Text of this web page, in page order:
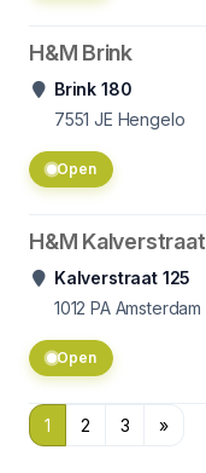
H&M Brink
Brink 180
7551 JE Hengelo
Open
H&M Kalverstraat
Kalverstraat 125
1012 PA Amsterdam
Open
1 2 3 »